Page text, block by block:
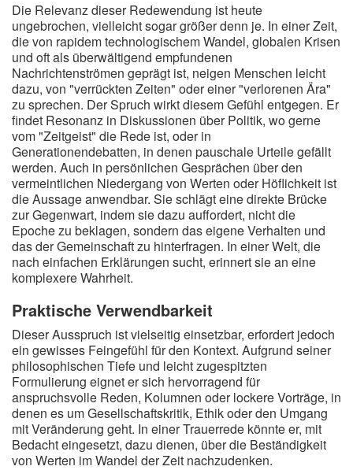
Die Relevanz dieser Redewendung ist heute
ungebrochen, vielleicht sogar größer denn je. In einer Zeit,
die von rapidem technologischem Wandel, globalen Krisen
und oft als überwältigend empfundenen
Nachrichtenströmen geprägt ist, neigen Menschen leicht
dazu, von "verrückten Zeiten" oder einer "verlorenen Ära"
zu sprechen. Der Spruch wirkt diesem Gefühl entgegen. Er
findet Resonanz in Diskussionen über Politik, wo gerne
vom "Zeitgeist" die Rede ist, oder in
Generationendebatten, in denen pauschale Urteile gefällt
werden. Auch in persönlichen Gesprächen über den
vermeintlichen Niedergang von Werten oder Höflichkeit ist
die Aussage anwendbar. Sie schlägt eine direkte Brücke
zur Gegenwart, indem sie dazu auffordert, nicht die
Epoche zu beklagen, sondern das eigene Verhalten und
das der Gemeinschaft zu hinterfragen. In einer Welt, die
nach einfachen Erklärungen sucht, erinnert sie an eine
komplexere Wahrheit.
Praktische Verwendbarkeit
Dieser Ausspruch ist vielseitig einsetzbar, erfordert jedoch
ein gewisses Feingefühl für den Kontext. Aufgrund seiner
philosophischen Tiefe und leicht zugespitzten
Formulierung eignet er sich hervorragend für
anspruchsvolle Reden, Kolumnen oder lockere Vorträge, in
denen es um Gesellschaftskritik, Ethik oder den Umgang
mit Veränderung geht. In einer Trauerrede könnte er, mit
Bedacht eingesetzt, dazu dienen, über die Beständigkeit
von Werten im Wandel der Zeit nachzudenken.